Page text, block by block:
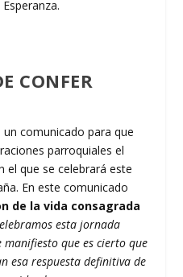
CONFER
un comunicado para que
parroquiales el
el que se celebrará este
En este comunicado
de la vida consagrada
esta jornada
que es cierto que
esa respuesta definitiva de